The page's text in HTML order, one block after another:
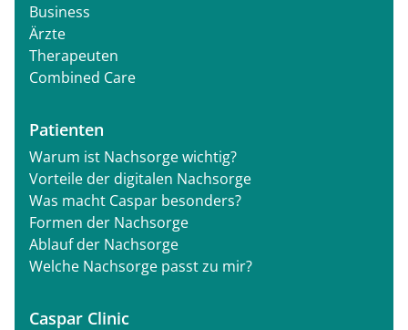
Business
Ärzte
Therapeuten
Combined Care
Patienten
Warum ist Nachsorge wichtig?
Vorteile der digitalen Nachsorge
Was macht Caspar besonders?
Formen der Nachsorge
Ablauf der Nachsorge
Welche Nachsorge passt zu mir?
Caspar Clinic